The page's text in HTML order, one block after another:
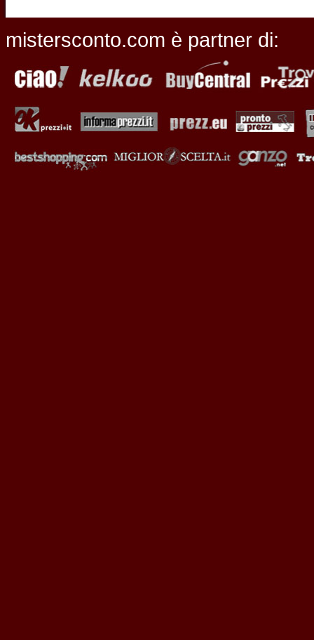
mistersconto.com è partner di: